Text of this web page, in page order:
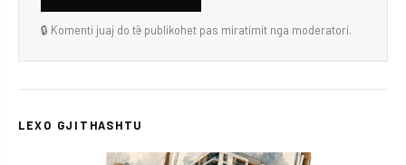
🔒 Komenti juaj do të publikohet pas miratimit nga moderatori.
LEXO GJITHASHTU